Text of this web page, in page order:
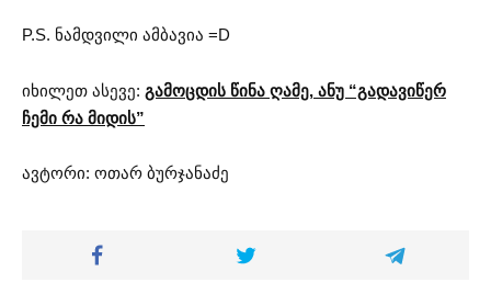
P.S. ნამდვილი ამბავია =D
იხილეთ ასევე: გამოცდის წინა ღამე, ანუ “გადავიწერ
ჩემი რა მიდის”
ავტორი: ოთარ ბურჯანაძე